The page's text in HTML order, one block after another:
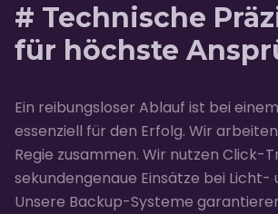
# Technische
für höchste
Ein reibungsloser Ablauf ist bei
essenziell für den Erfolg. Wir
Regie zusammen. Wir nutzen Click-
sekundengenaue Einsätze bei Licht-
Unsere Backup-Systeme